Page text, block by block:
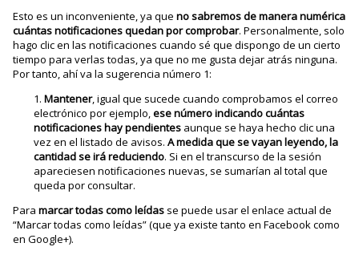
Esto es un inconveniente, ya queno sabremos de manera numérica
cuántas notificaciones quedan por comprobar. Personalmente, solo
hago clic en las notificaciones cuando sé que dispongo de un cierto
tiempo para verlas todas, ya que no me gusta dejar atrás ninguna.
Por tanto, ahí va la sugerencia número 1:
Mantener, igual que sucede cuando comprobamos el correo
electrónico por ejemplo,esenúmeroindicandocuántas
notificacioneshaypendientes aunque se haya hecho clic una
vez en el listado de avisos.A medida que se vayan leyendo, la
cantidad se irá reduciendo. Si en el transcurso de la sesión
apareciesen notificaciones nuevas, se sumarían al total que
queda por consultar.
Paramarcar todas como leídas se puede usar el enlace actual de
“Marcar todas como leídas” (que ya existe tanto en Facebook como
en Google+).